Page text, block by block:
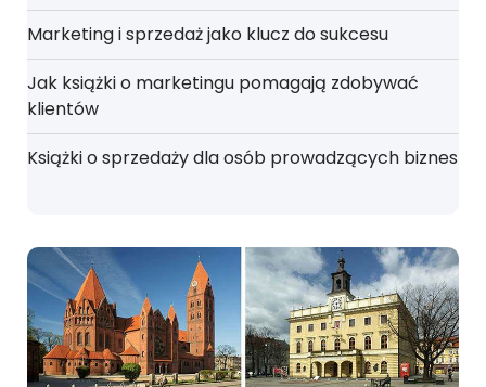
Marketing i sprzedaż jako klucz do sukcesu
Jak książki o marketingu pomagają zdobywać
klientów
Książki o sprzedaży dla osób prowadzących biznes